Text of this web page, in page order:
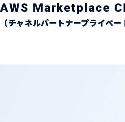
AWS Marketplace
（チャネルパートナープライベー